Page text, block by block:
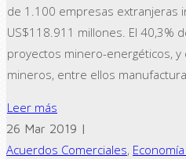
de 1.100 empresas extranjeras
US$118.911 millones. El 40,3%
proyectos minero-energéticos, y
mineros, entre ellos
Leer más
26 Mar 2019 |
Acuerdos Comerciales,